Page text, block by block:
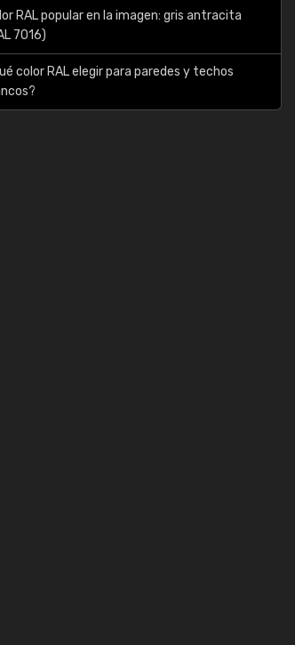
RAL popular en la imagen: gris antracita
7016)
color RAL elegir para paredes y techos